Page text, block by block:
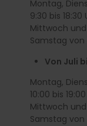
Montag,
9:30 bis 18:30
Mittwoch und
Samstag von
Von Juli
Montag,
10:00 bis
Mittwoch und
Samstag von